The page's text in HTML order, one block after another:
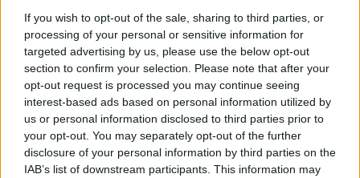
If you wish to opt-out of the sale, sharing to third parties, or
processing of your personal or sensitive information for
targeted advertising by us, please use the below opt-out
section to confirm your selection. Please note that after your
opt-out request is processed you may continue seeing
interest-based ads based on personal information utilized by
us or personal information disclosed to third parties prior to
your opt-out. You may separately opt-out of the further
disclosure of your personal information by third parties on the
IAB’s list of downstream participants. This information may
Après une première édition ayant remportée un
franc succès en 2018, leVillage des Mobilités
Electriquesvous invite une nouvelle fois, à découvrir
desvoitures électriques ,vélos,scooterset
trottinettes électriques, voitures sans permis,
service de locations de véhicules,gyropodeset
mêmeskateboards... Tous les moyens de transport
y seront représentés.